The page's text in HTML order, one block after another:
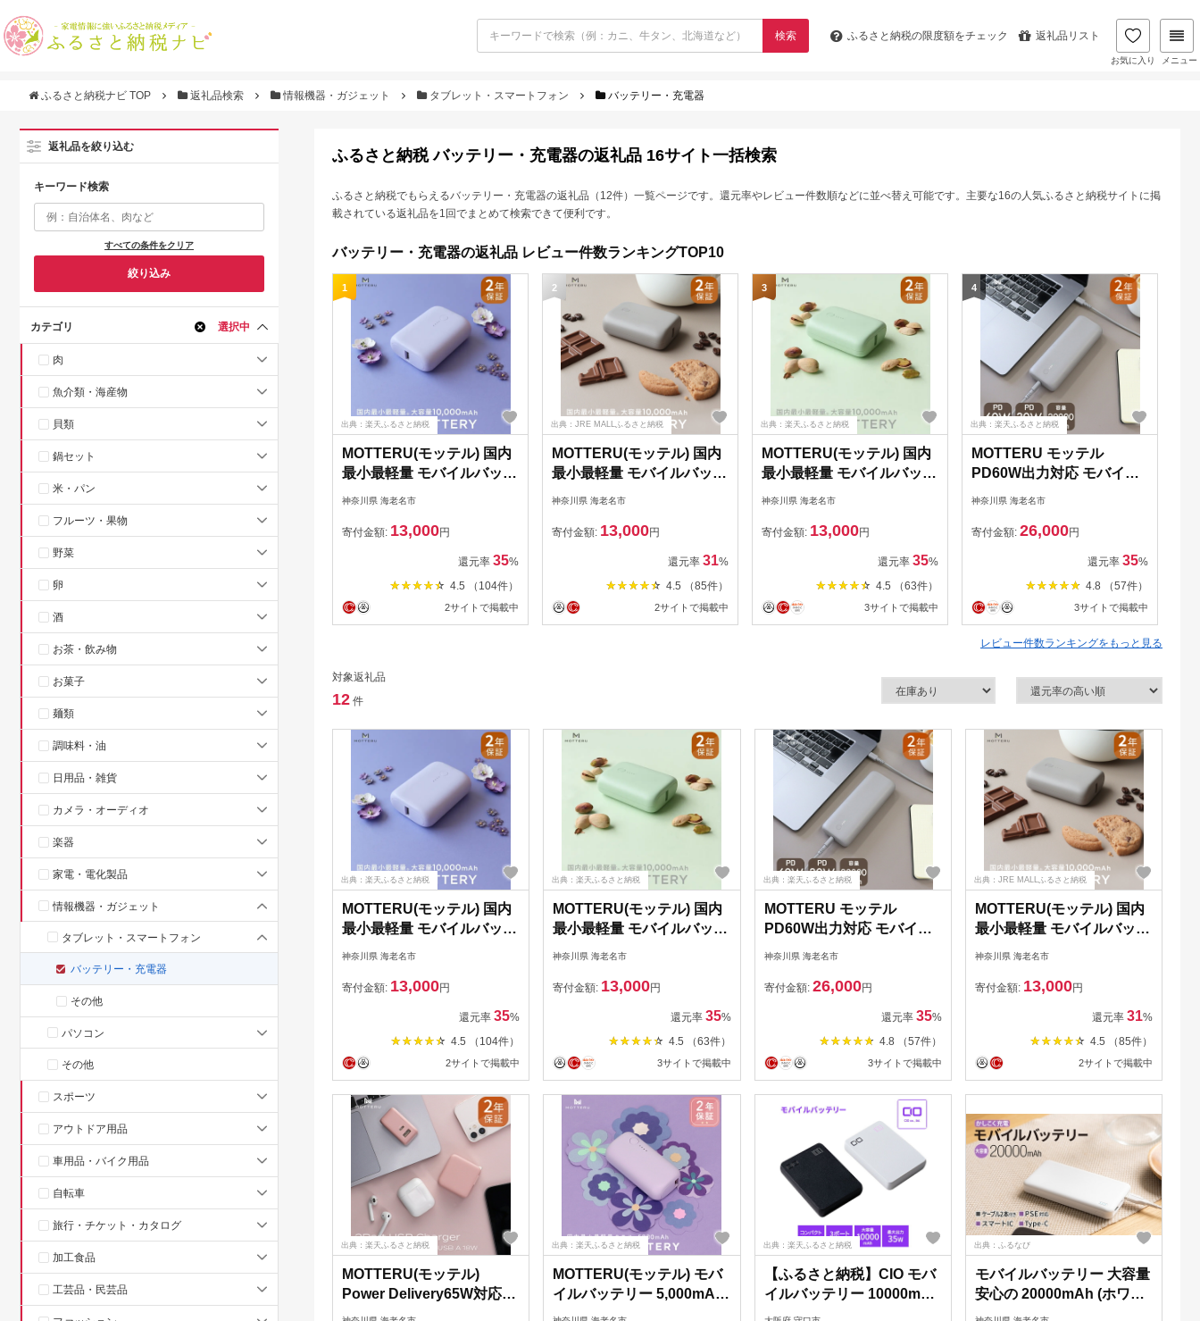
検索 ふるさと納税の限度額をチェック 返礼品リスト
お気に入り メニュー
ふるさと納税ナビ TOP 返礼品検索 情報機器・ガジェット タブレット・スマートフォン バッテリー・充電器
返礼品を絞り込む
キーワード検索
すべての条件をクリア
絞り込み
カテゴリ 選択中
肉
魚介類・海産物
貝類
鍋セット
米・パン
フルーツ・果物
野菜
卵
酒
お茶・飲み物
お菓子
麺類
調味料・油
日用品・雑貨
カメラ・オーディオ
楽器
家電・電化製品
情報機器・ガジェット
タブレット・スマートフォン
バッテリー・充電器
その他
パソコン
その他
スポーツ
アウトドア用品
車用品・バイク用品
自転車
旅行・チケット・カタログ
加工食品
工芸品・民芸品
ふるさと納税 バッテリー・充電器の返礼品 16サイト一括検索
ふるさと納税でもらえるバッテリー・充電器の返礼品（12件）一覧ページです。還元率やレビュー件数順などに並べ替え可能です。主要な16の人気ふるさと納税サイトに掲
載されている返礼品を1回でまとめて検索できて便利です。
バッテリー・充電器の返礼品 レビュー件数ランキングTOP10
1
出典：楽天ふるさと納税
MOTTERU(モッテル) 国内
最小最軽量 モバイルバッテ
リー PD18W 大容量
充電 174g 2年保証（MOT-
MB10001） パープル【
神奈川県 海老名市 】
神奈川県 海老名市
寄付金額: 13,000円
還元率 35%
4.5 （104件）
2サイトで掲載中
2
出典：JRE MALLふるさと納税
MOTTERU(モッテル) 国内
最小最軽量 モバイルバッテ
リー PD18W 大容量
分充電 174g ２年保証
（MOT-MB10001）ラテグ
レージュ【 キャンプ アウ
トドア 電熱ベスト 使用可
神奈川県 海老名市 】
神奈川県 海老名市
寄付金額: 13,000円
還元率 31%
4.5 （85件）
2サイトで掲載中
3
出典：楽天ふるさと納税
MOTTERU(モッテル) 国内
最小最軽量 モバイルバッテ
リー PD18W 大容量
充電 174g 2年保証（MOT-
MB10001）ピスタチオ【
神奈川県 海老名市 】
神奈川県 海老名市
寄付金額: 13,000円
還元率 35%
4.5 （63件）
3サイトで掲載中
4
出典：楽天ふるさと納税
MOTTERU モッテル
PD60W出力対応 モバイル
バッテリー 20,000mAh ス
MOT-MB20001 ラテグレー
ジュ 持ち運び ふるさと納
税【 神奈川県 海老名市 】
神奈川県 海老名市
寄付金額: 26,000円
還元率 35%
4.8 （57件）
3サイトで掲載中
レビュー件数ランキングをもっと見る
対象返礼品
12 件
出典：楽天ふるさと納税
MOTTERU(モッテル) 国内
最小最軽量 モバイルバッテ
リー PD18W 大容量
充電 174g 2年保証（MOT-
MB10001） パープル【
神奈川県 海老名市 】
神奈川県 海老名市
寄付金額: 13,000円
還元率35%
4.5 （104件）
2サイトで掲載中
出典：楽天ふるさと納税
MOTTERU(モッテル) 国内
最小最軽量 モバイルバッテ
リー PD18W 大容量
充電 174g 2年保証（MOT-
MB10001）ピスタチオ【
神奈川県 海老名市 】
神奈川県 海老名市
寄付金額: 13,000円
還元率 35%
4.5 （63件）
3サイトで掲載中
出典：楽天ふるさと納税
MOTTERU モッテル
PD60W出力対応 モバイル
バッテリー 20,000mAh ス
MOT-MB20001 ラテグレー
ジュ 持ち運び ふるさと納
税【 神奈川県 海老名市 】
神奈川県 海老名市
寄付金額: 26,000円
還元率 35%
4.8 （57件）
3サイトで掲載中
出典：JRE MALLふるさと納税
MOTTERU(モッテル) 国内
最小最軽量 モバイルバッテ
リー PD18W 大容量
分充電 174g ２年保証
（MOT-MB10001）ラテグ
レージュ【 キャンプ アウ
トドア 電熱ベスト 使用可
神奈川県 海老名市 】
神奈川県 海老名市
寄付金額: 13,000円
還元率 31%
4.5 （85件）
2サイトで掲載中
出典：楽天ふるさと納税
MOTTERU(モッテル)
Power Delivery65W対応
USB Type-C×1ポート、
出典：楽天ふるさと納税
MOTTERU(モッテル) モバ
イルバッテリー 5,000mAh
PD20W対応 国内最小最軽
出典：楽天ふるさと納税
【ふるさと納税】CIO モバ
イルバッテリー 10000mAh
SMARTCOBY Pro SLIM 最
出典：ふるなび
モバイルバッテリー 大容量
安心の 20000mAh (ホワイ
ト) モバイル スマホ充電器